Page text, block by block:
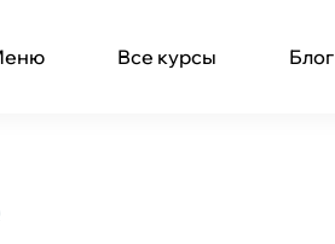
Все курсы Блог